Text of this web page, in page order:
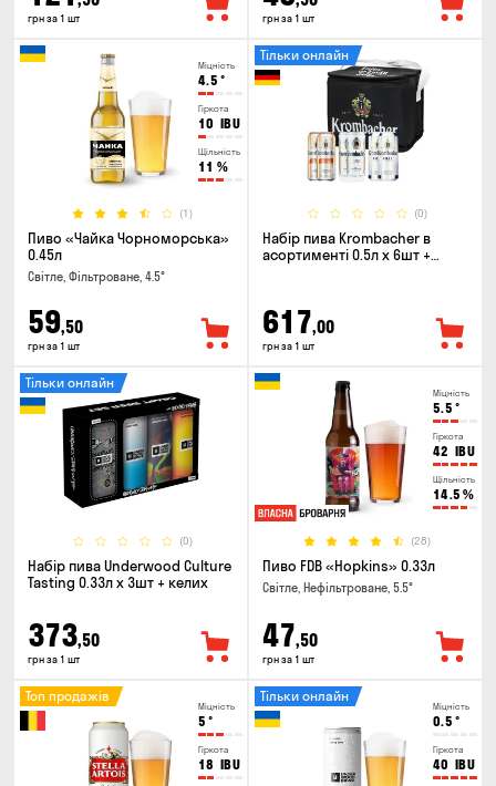
грн за 1 шт грн за 1 шт
Міцність
4.5 °
Гіркота
10 IBU
Щільність
11 %
(1)
Пиво «Чайка Чорноморська»
0.45л
Світле, Фільтроване, 4.5°
59,50
грн за 1 шт
(0)
Тільки онлайн
Набір пива Krombacher в
асортименті 0.5л х 6шт +
617,00
грн за 1 шт
(0)
Тільки онлайн
Набір пива Underwood Culture
Tasting 0.33л x 3шт + келих
373,50
грн за 1 шт
Міцність
5.5 °
Гіркота
42 IBU
Щільність
14.5 %
(28)
Пиво FDB «Hopkins» 0.33л
Світле, Нефільтроване, 5.5°
47,50
грн за 1 шт
Міцність
5 °
Гіркота
18 IBU
Топ продажів
Міцність
0.5 °
Гіркота
40 IBU
Тільки онлайн